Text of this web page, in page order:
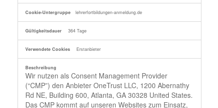
lehrerfortbildungen-anmeldung.de
364 Tage
Erstanbieter
Wir nutzen als Consent Management Provider
(“CMP”) den Anbieter OneTrust LLC, 1200 Abernathy
Rd NE, Building 600, Atlanta, GA 30328 United States.
Das CMP kommt auf unseren Websites zum Einsatz,